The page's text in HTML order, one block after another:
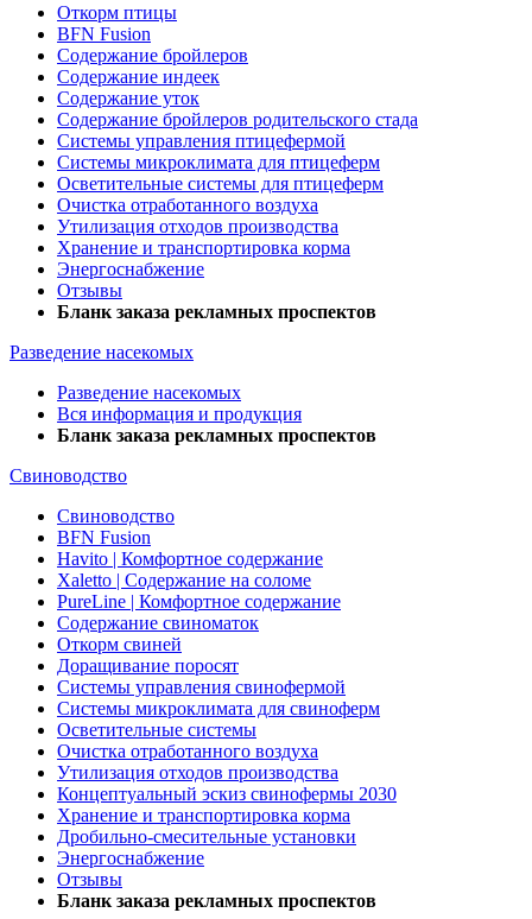
Откорм птицы
BFN Fusion
Содержание бройлеров
Содержание индеек
Содержание уток
Содержание бройлеров родительского стада
Системы управления птицефермой
Системы микроклимата для птицеферм
Осветительные системы для птицеферм
Очистка отработанного воздуха
Утилизация отходов производства
Хранение и транспортировка корма
Энергоснабжение
Отзывы
Бланк заказа рекламных проспектов
Разведение насекомых
Разведение насекомых
Вся информация и продукция
Бланк заказа рекламных проспектов
Свиноводство
Свиноводство
BFN Fusion
Havito | Комфортное содержание
Xaletto | Содержание на соломе
PureLine | Комфортное содержание
Содержание свиноматок
Откорм свиней
Доращивание поросят
Системы управления свинофермой
Системы микроклимата для свиноферм
Осветительные системы
Очистка отработанного воздуха
Утилизация отходов производства
Концептуальный эскиз свинофермы 2030
Хранение и транспортировка корма
Дробильно-смесительные установки
Энергоснабжение
Отзывы
Бланк заказа рекламных проспектов